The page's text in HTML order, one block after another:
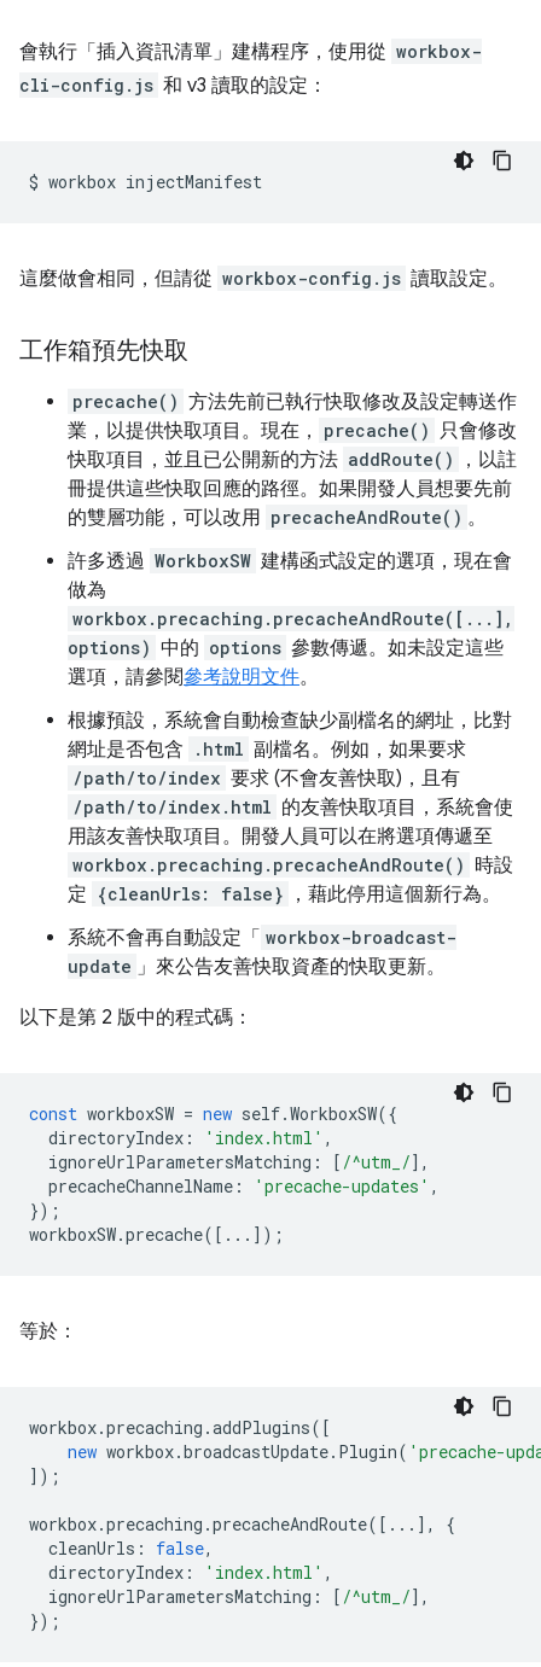
會執行「插入資訊清單」建構程序，使用從 workbox-
cli-config.js 和 v3 讀取的設定：
$ workbox
這麼做會相同，但請從 workbox-config.js 讀取設定。
工作箱預先快取
precache() 方法先前已執行快取修改及設定轉送作
業，以提供快取項目。現在，
precache()
只會修改
快取項目，並且已公開新的方法 addRoute()
，以註
冊提供這些快取回應的路徑。如果開發人員想要先前
的雙層功能，可以改用 precacheAndRoute() 。
許多透過 WorkboxSW 建構函式設定的選項，現在會
做為
workbox.precaching.precacheAndRoute([...],
options) 中的 options 參數傳遞。如未設定這些
選項，請參閱參考說明文件。
根據預設，系統會自動檢查缺少副檔名的網址，比對
網址是否包含
.html 副檔名。例如，如果要求
/path/to/index 要求 (不會友善快取)，且有
/path/to/index.html 的友善快取項目，系統會使
用該友善快取項目。開發人員可以在將選項傳遞至
workbox.precaching.precacheAndRoute() 時設
定 {cleanUrls: false}
，藉此停用這個新行為。
系統不會再自動設定「 workbox-broadcast-
update 」來公告友善快取資產的快取更新。
以下是第 2 版中的程式碼：
const workboxSW = new self.WorkboxSW({
directoryIndex : 'index.html' ,
ignoreUrlParametersMatching : [ /^utm_/],
precacheChannelName : 'precache-updates' ,
});
workboxSW.precache([...]);
等於：
workbox.precaching .addPlugins([
new workbox.broadcastUpdate. Plugin( 'precache-
]);
workbox.precaching .precacheAndRoute([...],
{
cleanUrls : false,
directoryIndex : 'index.html' ,
ignoreUrlParametersMatching : [ /^utm_/],
});